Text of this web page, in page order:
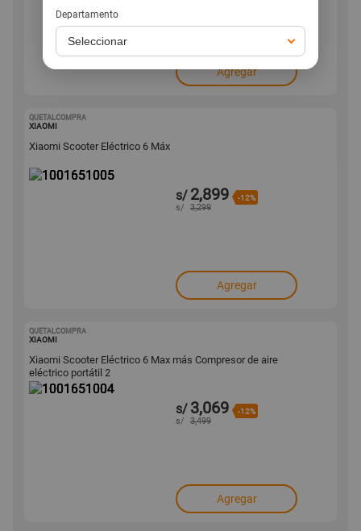
Agregar
QUETALCOMPRA
XIAOMI
Xiaomi Scooter Eléctrico 6 Máx
s/ 2,899 -12%
s/ 3,299
Agregar
QUETALCOMPRA
XIAOMI
Xiaomi Scooter Eléctrico 6 Max más Compresor de aire
eléctrico portátil 2
s/ 3,069 -12%
s/ 3,499
Agregar
Departamento